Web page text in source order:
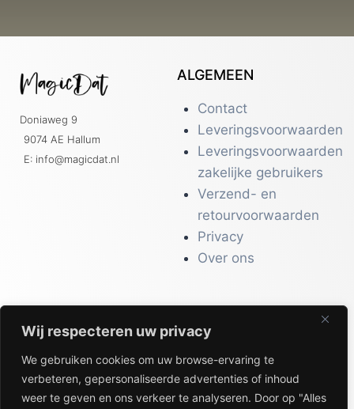
Wij respecteren uw privacy
We gebruiken cookies om uw browse-ervaring te
verbeteren, gepersonaliseerde advertenties of inhoud
weer te geven en ons verkeer te analyseren. Door op "Alles
Doniaweg 9
9074 AE Hallum
E: info@magicdat.nl
ALGEMEEN
Contact
Leveringsvoorwaarden
Leveringsvoorwaarden
zakelijke gebruikers
Verzend- en
retourvoorwaarden
Privacy
Over ons
CATALOGI
Workwear &
Veiligheid